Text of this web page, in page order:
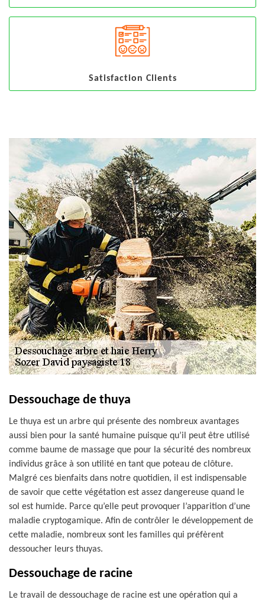
Satisfaction Clients
Dessouchage de thuya
Le thuya est un arbre qui présente des nombreux avantages
aussi bien pour la santé humaine puisque qu’il peut être utilisé
comme baume de massage que pour la sécurité des nombreux
individus grâce à son utilité en tant que poteau de clôture.
Malgré ces bienfaits dans notre quotidien, il est indispensable
de savoir que cette végétation est assez dangereuse quand le
sol est humide. Parce qu’elle peut provoquer l’apparition d’une
maladie cryptogamique. Afin de contrôler le développement de
cette maladie, nombreux sont les familles qui préfèrent
dessoucher leurs thuyas.
Dessouchage de racine
Le travail de dessouchage de racine est une opération qui a